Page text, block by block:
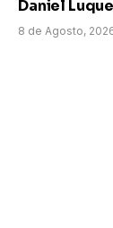
Daniel
8 de Agosto,